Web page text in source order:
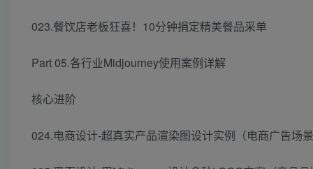
023.餐饮店老板狂喜！10分钟捐定精美餐品采单
Part 05.各行业Midjourney使用案例详解
核心进阶
024.电商设计-超真实产品渲染图设计实例（电商广告场